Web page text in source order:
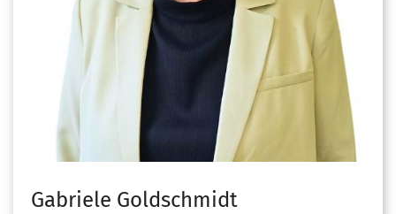
Gabriele Goldschmidt